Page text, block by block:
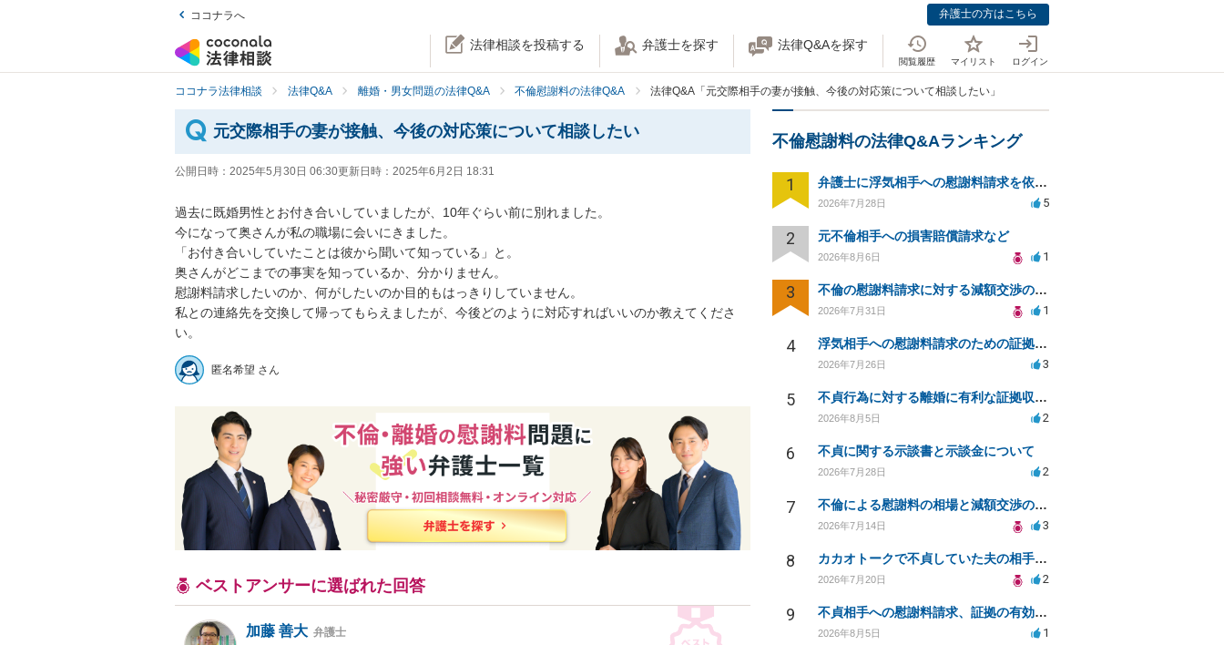
ココナラへ 弁護士の方はこちら
法律相談を投稿する 弁護士を探す 法律Q&Aを探す
閲覧履歴 マイリスト ログイン
ココナラ法律相談 法律Q&A 離婚・男女問題の法律Q&A 不倫慰謝料の法律Q&A 法律Q&A「元交際相手の妻が接触、今後の対応策について相談したい」
元交際相手の妻が接触、今後の対応策について相談したい
公開日時： 2025年5月30日 06:30更新日時： 2025年6月2日 18:31
過去に既婚男性とお付き合いしていましたが、10年ぐらい前に別れました。
今になって奥さんが私の職場に会いにきました。
「お付き合いしていたことは彼から聞いて知っている」と。
奥さんがどこまでの事実を知っているか、分かりません。
慰謝料請求したいのか、何がしたいのか目的もはっきりしていません。
私との連絡先を交換して帰ってもらえましたが、今後どのように対応すればいいのか教えてくださ
い。
匿名希望 さん
ベストアンサーに選ばれた回答
加藤 善大 弁護士
不倫慰謝料の法律Q&Aランキング
1 弁護士に浮気相手への慰謝料請求を依頼する費用相場は？
2026年7月28日 5
2 元不倫相手への損害賠償請求など
2026年8月6日 1
3 不倫の慰謝料請求に対する減額交渉の可能性と対策
2026年7月31日 1
4 浮気相手への慰謝料請求のための証拠集めと探偵選び
2026年7月26日 3
5 不貞行為に対する離婚に有利な証拠収集方法と法的手続きについて
2026年8月5日 2
6 不貞に関する示談書と示談金について
2026年7月28日 2
7 不倫による慰謝料の相場と減額交渉の可能性について
2026年7月14日 3
8 カカオトークで不貞していた夫の相手を特定したい
2026年7月20日 2
9 不貞相手への慰謝料請求、証拠の有効性と対応方法は？
2026年8月5日 1